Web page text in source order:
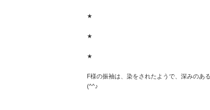
★
★
★
F様の振袖は、染をされたようで、深みのあ
(^^♪